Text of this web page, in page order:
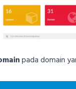
pada domain